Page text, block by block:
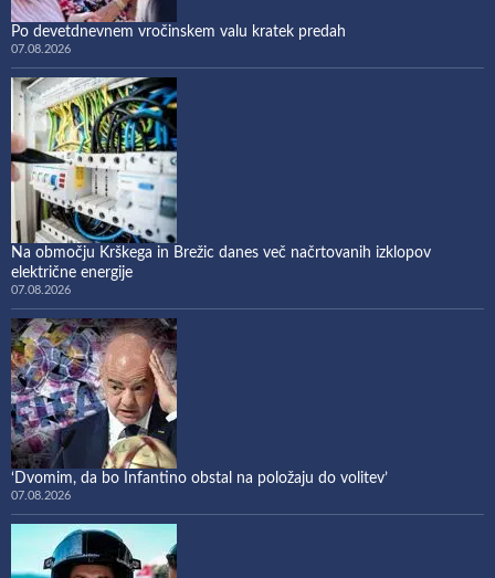
Po devetdnevnem vročinskem valu kratek predah
07.08.2026
Na območju Krškega in Brežic danes več načrtovanih izklopov
električne energije
07.08.2026
‘Dvomim, da bo Infantino obstal na položaju do volitev’
07.08.2026